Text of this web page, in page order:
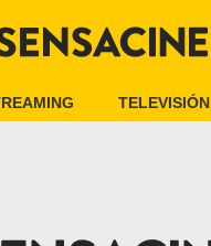
TELEVISIÓN